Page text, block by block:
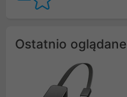
Ostatnio oglądane